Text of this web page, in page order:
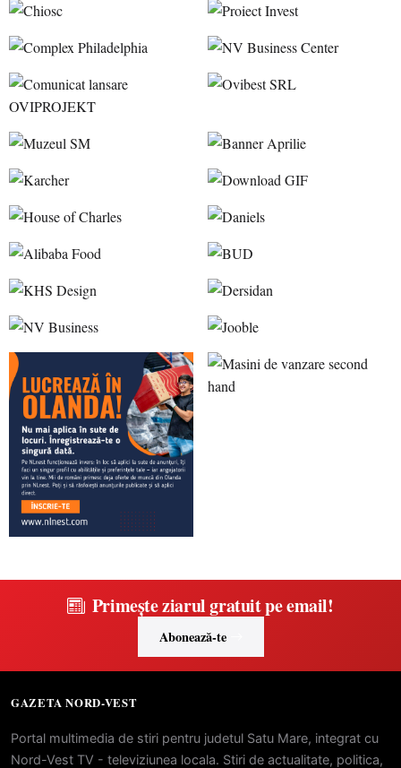
Primește ziarul gratuit pe email!
Abonează-te
GAZETA NORD-VEST
Portal multimedia de stiri pentru judetul Satu Mare, integrat cu
Nord-Vest TV - televiziunea locala. Stiri de actualitate, politica,